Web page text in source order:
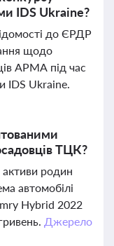
IDS Ukraine?
до ЄРДР
щодо
АРМА під час
IDS Ukraine.
ТЦК?
родин
автомобілі
Hybrid 2022
Джерело